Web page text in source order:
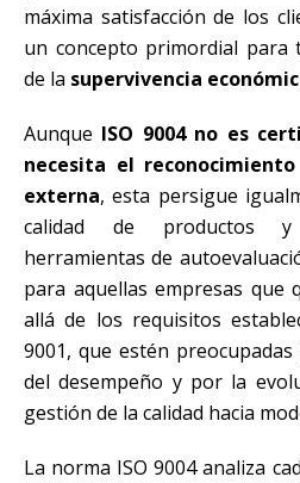
máxima satisfacción de los
un concepto primordial para
de la supervivencia
Aunque ISO 9004 no es
necesita el
externa, esta persigue
calidad de productos y
herramientas de
para aquellas empresas que
allá de los requisitos
9001, que estén
del desempeño y por la
gestión de la calidad hacia
La norma ISO 9004 analiza